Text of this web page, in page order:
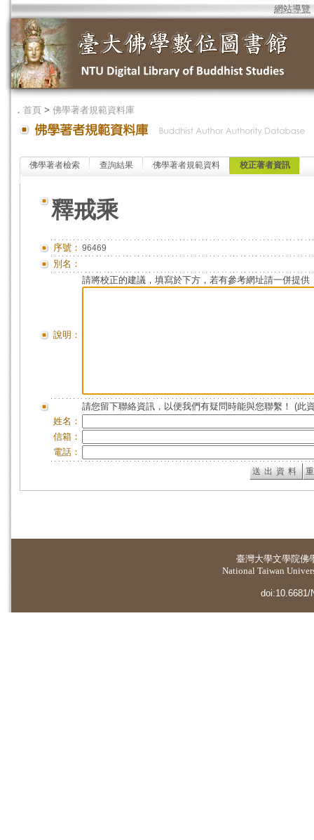
網站導覽
． 首頁 > 佛學著者規範資料庫
佛學著者檢索 查詢結果 佛學著者規範資料 校正著者資訊
釋戒乘
序號： 96469
別名：
說明：
請將校正的建議，填寫於下方，若有參考網址請一併提供
請您留下聯絡資訊，以便我們有疑問時能與您聯繫！ (此
姓名：
信箱：
電話：
臺灣大學文學院佛
National Taiwan
doi:10.6681/